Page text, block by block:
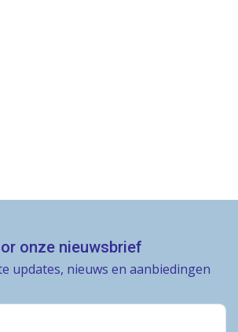
onze nieuwsbrief
updates, nieuws en aanbiedingen